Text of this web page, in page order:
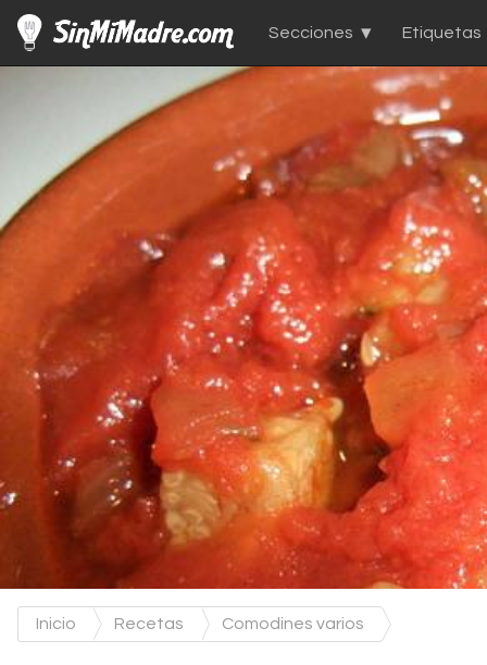
Secciones Etiquetas
Inicio Recetas Comodines varios